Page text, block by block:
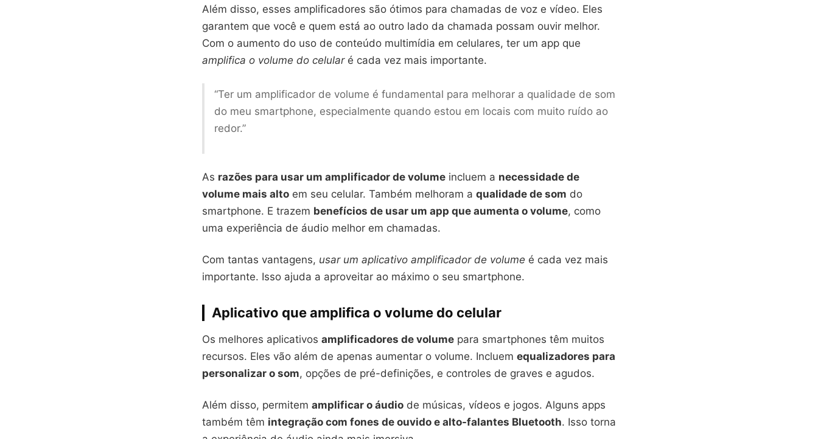
Além disso, esses amplificadores são ótimos para chamadas de voz e vídeo. Eles
garantem que você e quem está ao outro lado da chamada possam ouvir melhor.
Com o aumento do uso de conteúdo multimídia em celulares, ter um app que
amplifica o volume do celularé cada vez mais importante.
“Ter um amplificador de volume é fundamental para melhorar a qualidade de som
do meu smartphone, especialmente quando estou em locais com muito ruído ao
redor.”
As razões para usar um amplificador de volume incluem a necessidade de
volume mais alto em seu celular. Também melhoram a qualidade de som do
smartphone. E trazem benefícios de usar um app que aumenta o volume, como
uma experiência de áudio melhor em chamadas.
Com tantas vantagens, usar um aplicativo amplificador de volume é cada vez mais
importante. Isso ajuda a aproveitar ao máximo o seu smartphone.
Aplicativo que amplifica o volume do celular
Os melhores aplicativos amplificadores de volume para smartphones têm muitos
recursos. Eles vão além de apenas aumentar o volume. Incluem equalizadores para
personalizar o som, opções de pré-definições, e controles de graves e agudos.
Além disso, permitem amplificar o áudio de músicas, vídeos e jogos. Alguns apps
também têm integração com fones de ouvido e alto-falantes Bluetooth. Isso torna